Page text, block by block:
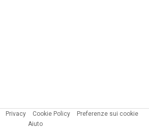
Privacy Cookie Policy
Preferenze sui cookie
Aiuto